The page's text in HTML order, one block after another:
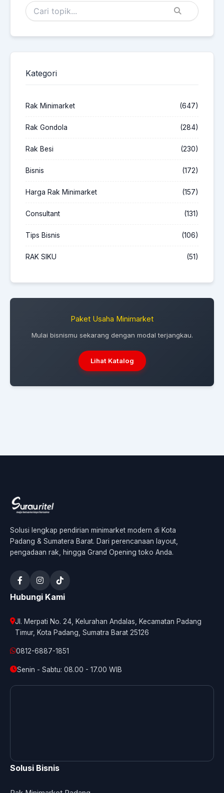
Kategori
Rak Minimarket (647)
Rak Gondola (284)
Rak Besi (230)
Bisnis (172)
Harga Rak Minimarket (157)
Consultant (131)
Tips Bisnis (106)
RAK SIKU (51)
Paket Usaha Minimarket
Mulai bisnismu sekarang dengan modal terjangkau.
Lihat Katalog
Solusi lengkap pendirian minimarket modern di Kota
Padang & Sumatera Barat. Dari perencanaan layout,
pengadaan rak, hingga Grand Opening toko Anda.
Hubungi Kami
Jl. Merpati No. 24, Kelurahan Andalas, Kecamatan Padang
Timur, Kota Padang, Sumatra Barat 25126
0812-6887-1851
Senin - Sabtu: 08.00 - 17.00 WIB
Solusi Bisnis